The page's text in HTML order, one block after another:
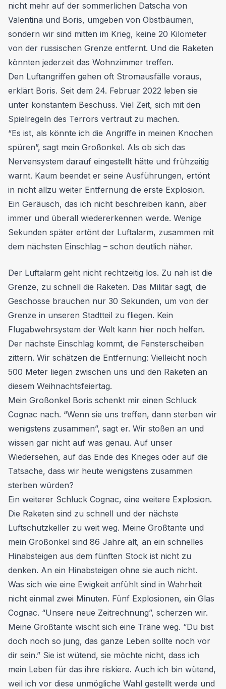
nicht mehr auf der sommerlichen Datscha von
Valentina und Boris, umgeben von Obstbäumen,
sondern wir sind mitten im Krieg, keine 20 Kilometer
von der russischen Grenze entfernt. Und die Raketen
könnten jederzeit das Wohnzimmer treffen.
Den Luftangriffen gehen oft Stromausfälle voraus,
erklärt Boris. Seit dem 24. Februar 2022 leben sie
unter konstantem Beschuss. Viel Zeit, sich mit den
Spielregeln des Terrors vertraut zu machen.
“Es ist, als könnte ich die Angriffe in meinen Knochen
spüren”, sagt mein Großonkel. Als ob sich das
Nervensystem darauf eingestellt hätte und frühzeitig
warnt. Kaum beendet er seine Ausführungen, ertönt
in nicht allzu weiter Entfernung die erste Explosion.
Ein Geräusch, das ich nicht beschreiben kann, aber
immer und überall wiedererkennen werde. Wenige
Sekunden später ertönt der Luftalarm, zusammen mit
dem nächsten Einschlag – schon deutlich näher.
Der Luftalarm geht nicht rechtzeitig los. Zu nah ist die
Grenze, zu schnell die Raketen. Das Militär sagt, die
Geschosse brauchen nur 30 Sekunden, um von der
Grenze in unseren Stadtteil zu fliegen. Kein
Flugabwehrsystem der Welt kann hier noch helfen.
Der nächste Einschlag kommt, die Fensterscheiben
zittern. Wir schätzen die Entfernung: Vielleicht noch
500 Meter liegen zwischen uns und den Raketen an
diesem Weihnachtsfeiertag.
Mein Großonkel Boris schenkt mir einen Schluck
Cognac nach. “Wenn sie uns treffen, dann sterben wir
wenigstens zusammen”, sagt er. Wir stoßen an und
wissen gar nicht auf was genau. Auf unser
Wiedersehen, auf das Ende des Krieges oder auf die
Tatsache, dass wir heute wenigstens zusammen
sterben würden?
Ein weiterer Schluck Cognac, eine weitere Explosion.
Die Raketen sind zu schnell und der nächste
Luftschutzkeller zu weit weg. Meine Großtante und
mein Großonkel sind 86 Jahre alt, an ein schnelles
Hinabsteigen aus dem fünften Stock ist nicht zu
denken. An ein Hinabsteigen ohne sie auch nicht.
Was sich wie eine Ewigkeit anfühlt sind in Wahrheit
nicht einmal zwei Minuten. Fünf Explosionen, ein Glas
Cognac. “Unsere neue Zeitrechnung”, scherzen wir.
Meine Großtante wischt sich eine Träne weg. “Du bist
doch noch so jung, das ganze Leben sollte noch vor
dir sein.” Sie ist wütend, sie möchte nicht, dass ich
mein Leben für das ihre riskiere. Auch ich bin wütend,
weil ich vor diese unmögliche Wahl gestellt werde und